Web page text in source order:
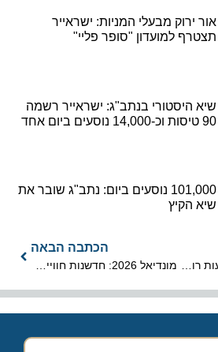
אור ירוק מבעלי המניות: ישראייר
תצטרף למועדון "סופר פליי"
שיא היסטורי בנתב"ג: ישראייר רשמה
90 טיסות וכ-14,000 נוסעים ביום אחד
101,000 נוסעים ביום: נתב"ג שובר את
שיא הקיץ
חשש לחשיפה לאבעבועות רוח בטיסת AZAL מבאקו לישראל
הכתבה הבאה
מונדיאל 2026: חדשנות חווייתית והקלות בוויזות